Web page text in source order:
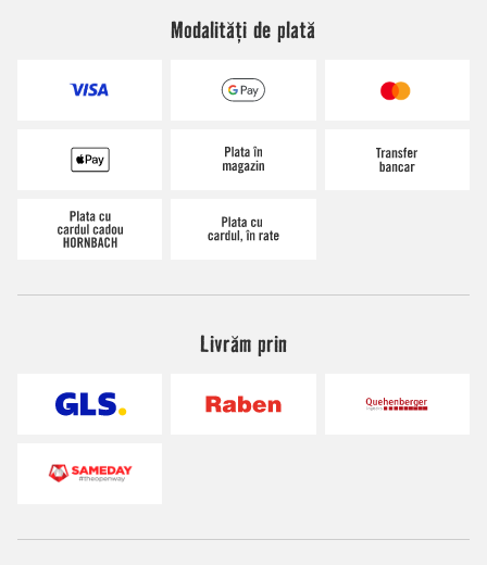
Modalități de plată
Livrăm prin